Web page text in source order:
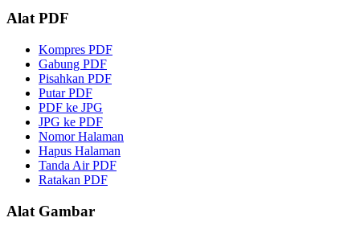
Alat PDF
Kompres PDF
Gabung PDF
Pisahkan PDF
Putar PDF
PDF ke JPG
JPG ke PDF
Nomor Halaman
Hapus Halaman
Tanda Air PDF
Ratakan PDF
Alat Gambar